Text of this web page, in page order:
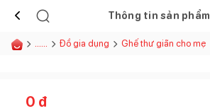
Thông tin sản phẩm
...... Đồ gia dụng Ghế thư giãn cho mẹ
0 đ